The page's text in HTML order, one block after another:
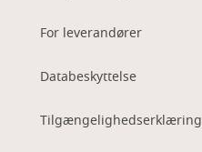
For leverandører
Databeskyttelse
Tilgængelighedserklæring